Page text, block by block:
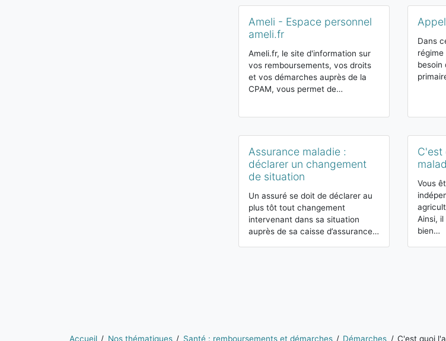
Ameli - Espace personnel
ameli.fr
Ameli.fr, le site d'information sur
vos remboursements, vos droits
et vos démarches auprès de la
CPAM, vous permet de…
Dans
besoin
Assurance maladie :
déclarer un changement
de situation
Un assuré se doit de déclarer au
plus tôt tout changement
intervenant dans sa situation
auprès de sa caisse d’assurance…
C'est
Vous
Ainsi,
bien…
Vous êtes ici:
Accueil Nos thématiques Santé : remboursements et démarches Démarches C'est quoi